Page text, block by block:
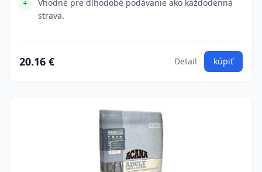
Vhodné pre dlhodobé podávanie ako každodenná
strava.
20.16 € Detail kúpiť